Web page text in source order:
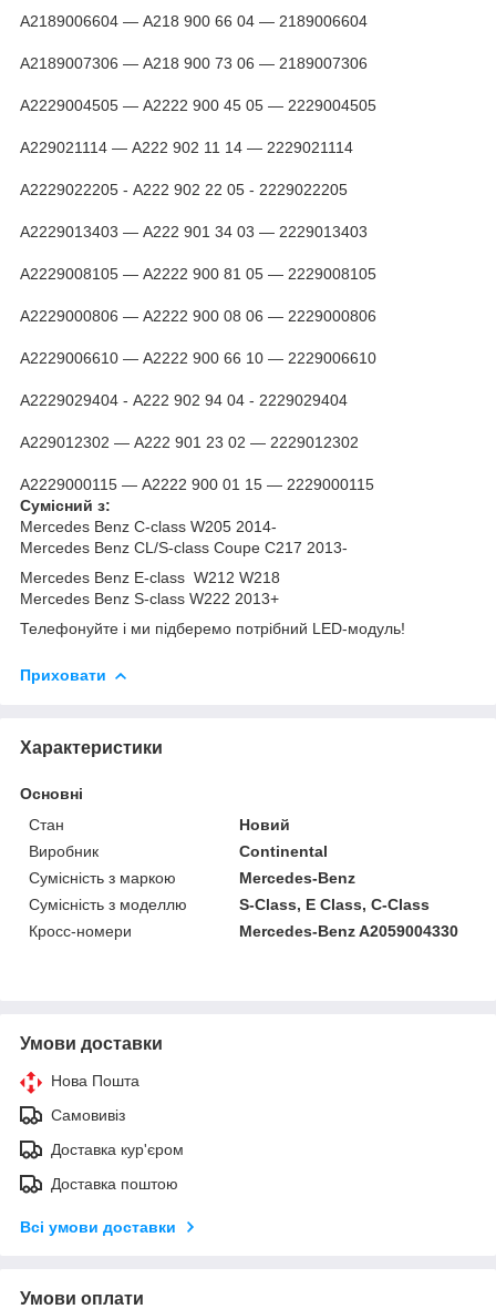
А2189006604 — А218 900 66 04 — 2189006604
А2189007306 — А218 900 73 06 — 2189007306
A2229004505 — А2222 900 45 05 — 2229004505
A229021114 — А222 902 11 14 — 2229021114
A2229022205 - А222 902 22 05 - 2229022205
A2229013403 — А222 901 34 03 — 2229013403
A2229008105 — А2222 900 81 05 — 2229008105
A2229000806 — А2222 900 08 06 — 2229000806
A2229006610 — А2222 900 66 10 — 2229006610
A2229029404 - А222 902 94 04 - 2229029404
A229012302 — А222 901 23 02 — 2229012302
А2229000115 — А2222 900 01 15 — 2229000115
Сумісний з:
Mercedes Benz C-class W205 2014-
Mercedes Benz CL/S-class Coupe C217 2013-
Mercedes Benz E-class W212 W218
Mercedes Benz S-class W222 2013+
Телефонуйте і ми підберемо потрібний LED-модуль!
Приховати
Характеристики
Основні
Стан
Новий
Виробник
Continental
Сумісність з маркою
Mercedes-Benz
Сумісність з моделлю
S-Class, E Class, C-Class
Кросс-номери
Mercedes-Benz A2059004330
Умови доставки
Нова Пошта
Самовивіз
Доставка кур'єром
Доставка поштою
Всі умови доставки
Умови оплати